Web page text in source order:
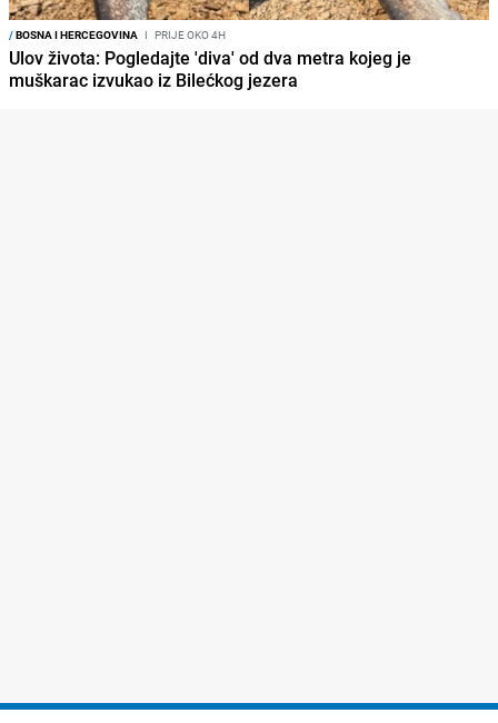
/BOSNA I HERCEGOVINA I PRIJE OKO 4H
Ulov života: Pogledajte 'diva' od dva metra kojeg je
muškarac izvukao iz Bilećkog jezera